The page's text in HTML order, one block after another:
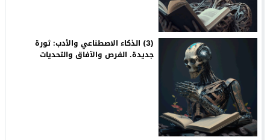
(3) الذكاء الاصطناعي والأدب: ثورة
جديدة. الفرص والآفاق والتحديات